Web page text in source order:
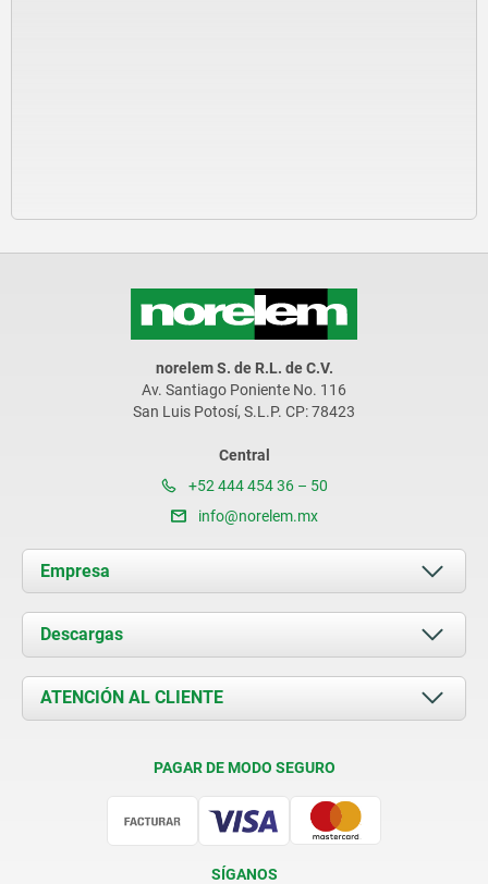
norelem S. de R.L. de C.V.
Av. Santiago Poniente No. 116
San Luis Potosí, S.L.P. CP: 78423
Central
+52 444 454 36 – 50
info@norelem.mx
Empresa
Acerca de nosotros
Novedades
Contacto
Descargas
Documents
ATENCIÓN AL CLIENTE
PAGAR DE MODO SEGURO
SÍGANOS